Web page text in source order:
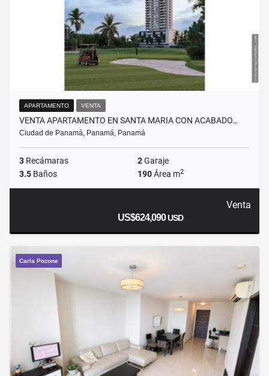
APARTAMENTO VENTA
VENTA APARTAMENTO EN SANTA MARIA CON ACABADO…
Ciudad de Panamá, Panamá, Panamá
3 Recámaras 2Garaje
3.5 Baños 190Área m2
Venta
US$624,090USD
Carla Pozone